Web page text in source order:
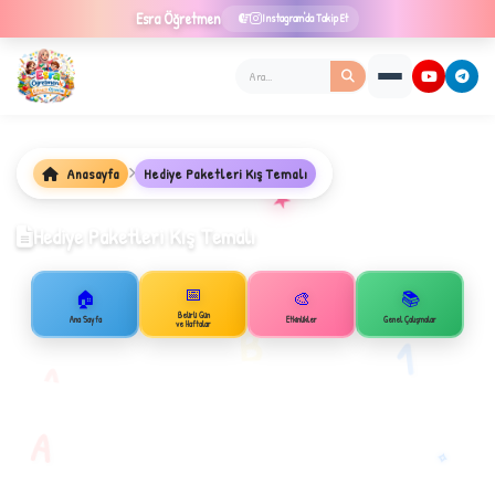
Esra Öğretmen Instagram'da Takip Et
B
★
✧
Anasayfa Hediye Paketleri Kış Temalı
Hediye Paketleri Kış Temalı
🏠
Ana Sayfa
📅
Belirli Gün
ve Haftalar
🎨
Etkinlikler
📚
Genel Çalışmalar
1